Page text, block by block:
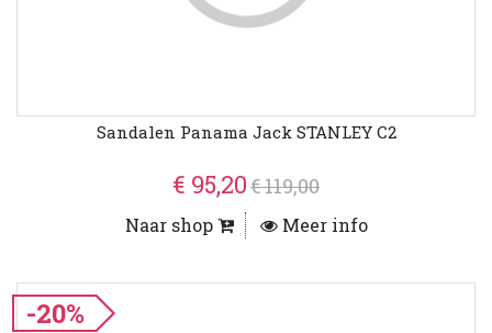
Sandalen Panama Jack STANLEY C2
€ 95,20€ 119,00
Naar shop Meer info
-20%